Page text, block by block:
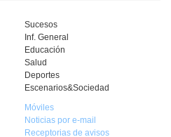
Sucesos
Inf. General
Educación
Salud
Deportes
Escenarios&Sociedad
Móviles
Noticias por e-mail
Receptorias de avisos